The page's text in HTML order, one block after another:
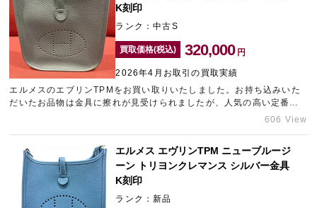
新宿東口店」までご相談ください。
K刻印
ランク：中古S
買取価格(税込) 320,000 円
2026年4月お取引の買取実績
エルメスのエブリンTPMをお買い取りいたしました。お持ち込みいた
だいたお品物は金具に擦れが見受けられましたが、人気の高い定番バ
ッグでしたので、精一杯の金額をご提示させていただきました。ご不
606 View
エルメス エヴリンTPM ニューブルージ
ーン トリヨンクレマンス シルバー金具
K刻印
ランク：新品